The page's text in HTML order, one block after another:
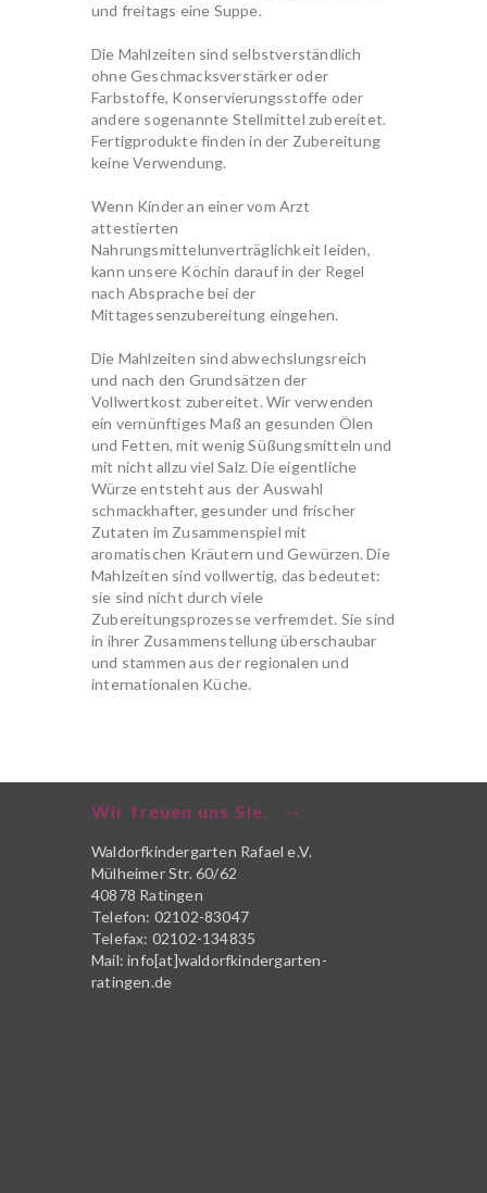
und freitags eine Suppe.
Die Mahlzeiten sind selbstverständlich
ohne Geschmacksverstärker oder
Farbstoffe, Konservierungsstoffe oder
andere sogenannte Stellmittel zubereitet.
Fertigprodukte finden in der Zubereitung
keine Verwendung.
Wenn Kinder an einer vom Arzt
attestierten
Nahrungsmittelunverträglichkeit leiden,
kann unsere Köchin darauf in der Regel
nach Absprache bei der
Mittagessenzubereitung eingehen.
Die Mahlzeiten sind abwechslungsreich
und nach den Grundsätzen der
Vollwertkost zubereitet. Wir verwenden
ein vernünftiges Maß an gesunden Ölen
und Fetten, mit wenig Süßungsmitteln und
mit nicht allzu viel Salz. Die eigentliche
Würze entsteht aus der Auswahl
schmackhafter, gesunder und frischer
Zutaten im Zusammenspiel mit
aromatischen Kräutern und Gewürzen. Die
Mahlzeiten sind vollwertig, das bedeutet:
sie sind nicht durch viele
Zubereitungsprozesse verfremdet. Sie sind
in ihrer Zusammenstellung überschaubar
und stammen aus der regionalen und
internationalen Küche.
Wir freuen uns Sie.
Waldorfkindergarten Rafael e.V.
Mülheimer Str. 60/62
40878 Ratingen
Telefon: 02102-83047
Telefax: 02102-134835
Mail: info[at]waldorfkindergarten-
ratingen.de